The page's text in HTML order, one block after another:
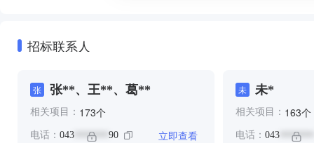
招标联系人
张 张**、王**、葛**
相关项目： 173个
电话： 043 ******* 90 立即查看
未 未*
相关项目： 163个
电话： 043*******